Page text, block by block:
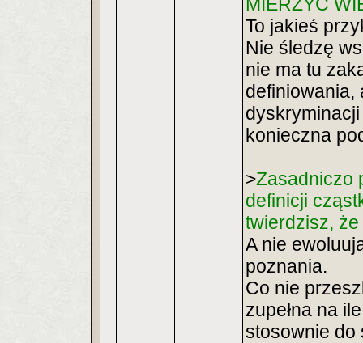
To jakieś
Nie śledzę
nie ma tu
definiowania,
konieczna
>Zasadniczo
definicji
twierdzisz,
A nie
poznania.
Co nie
zupełna na
stosownie do